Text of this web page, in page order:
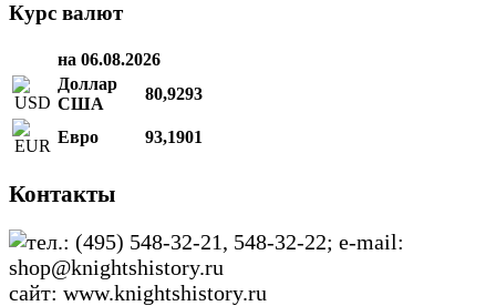
Курс валют
на 06.08.2026
Доллар
США
80,9293
Евро 93,1901
Контакты
тел.: (495) 548-32-21, 548-32-22; e-mail:
shop@knightshistory.ru
сайт: www.knightshistory.ru